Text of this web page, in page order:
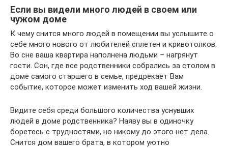
Если вы видели много людей в своем или
чужом доме
К чему снится много людей в помещении вы услышите о
себе много нового от любителей сплетен и кривотолков.
Во сне ваша квартира наполнена людьми – нагрянут
гости. Сон, где все родственники собрались за столом в
доме самого старшего в семье, предрекает Вам
событие, которое может изменить ход вашей жизни.
Видите себя среди большого количества уснувших
людей в доме родственника? Наяву вы в одиночку
боретесь с трудностями, но никому до этого нет дела.
Снится дом вашего брата, в котором уютно